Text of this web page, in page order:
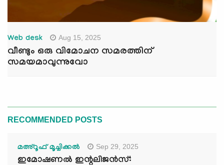
Web desk Aug 15, 2025
വീണ്ടും ഒരു വിമോചന സമരത്തിന്
സമയമാവുന്നുവോ
RECOMMENDED POSTS
മഅ്റൂഫ് മൂച്ചിക്കല്‍ Sep 29, 2025
ഇമോഷണൽ ഇന്റലിജൻസ്: